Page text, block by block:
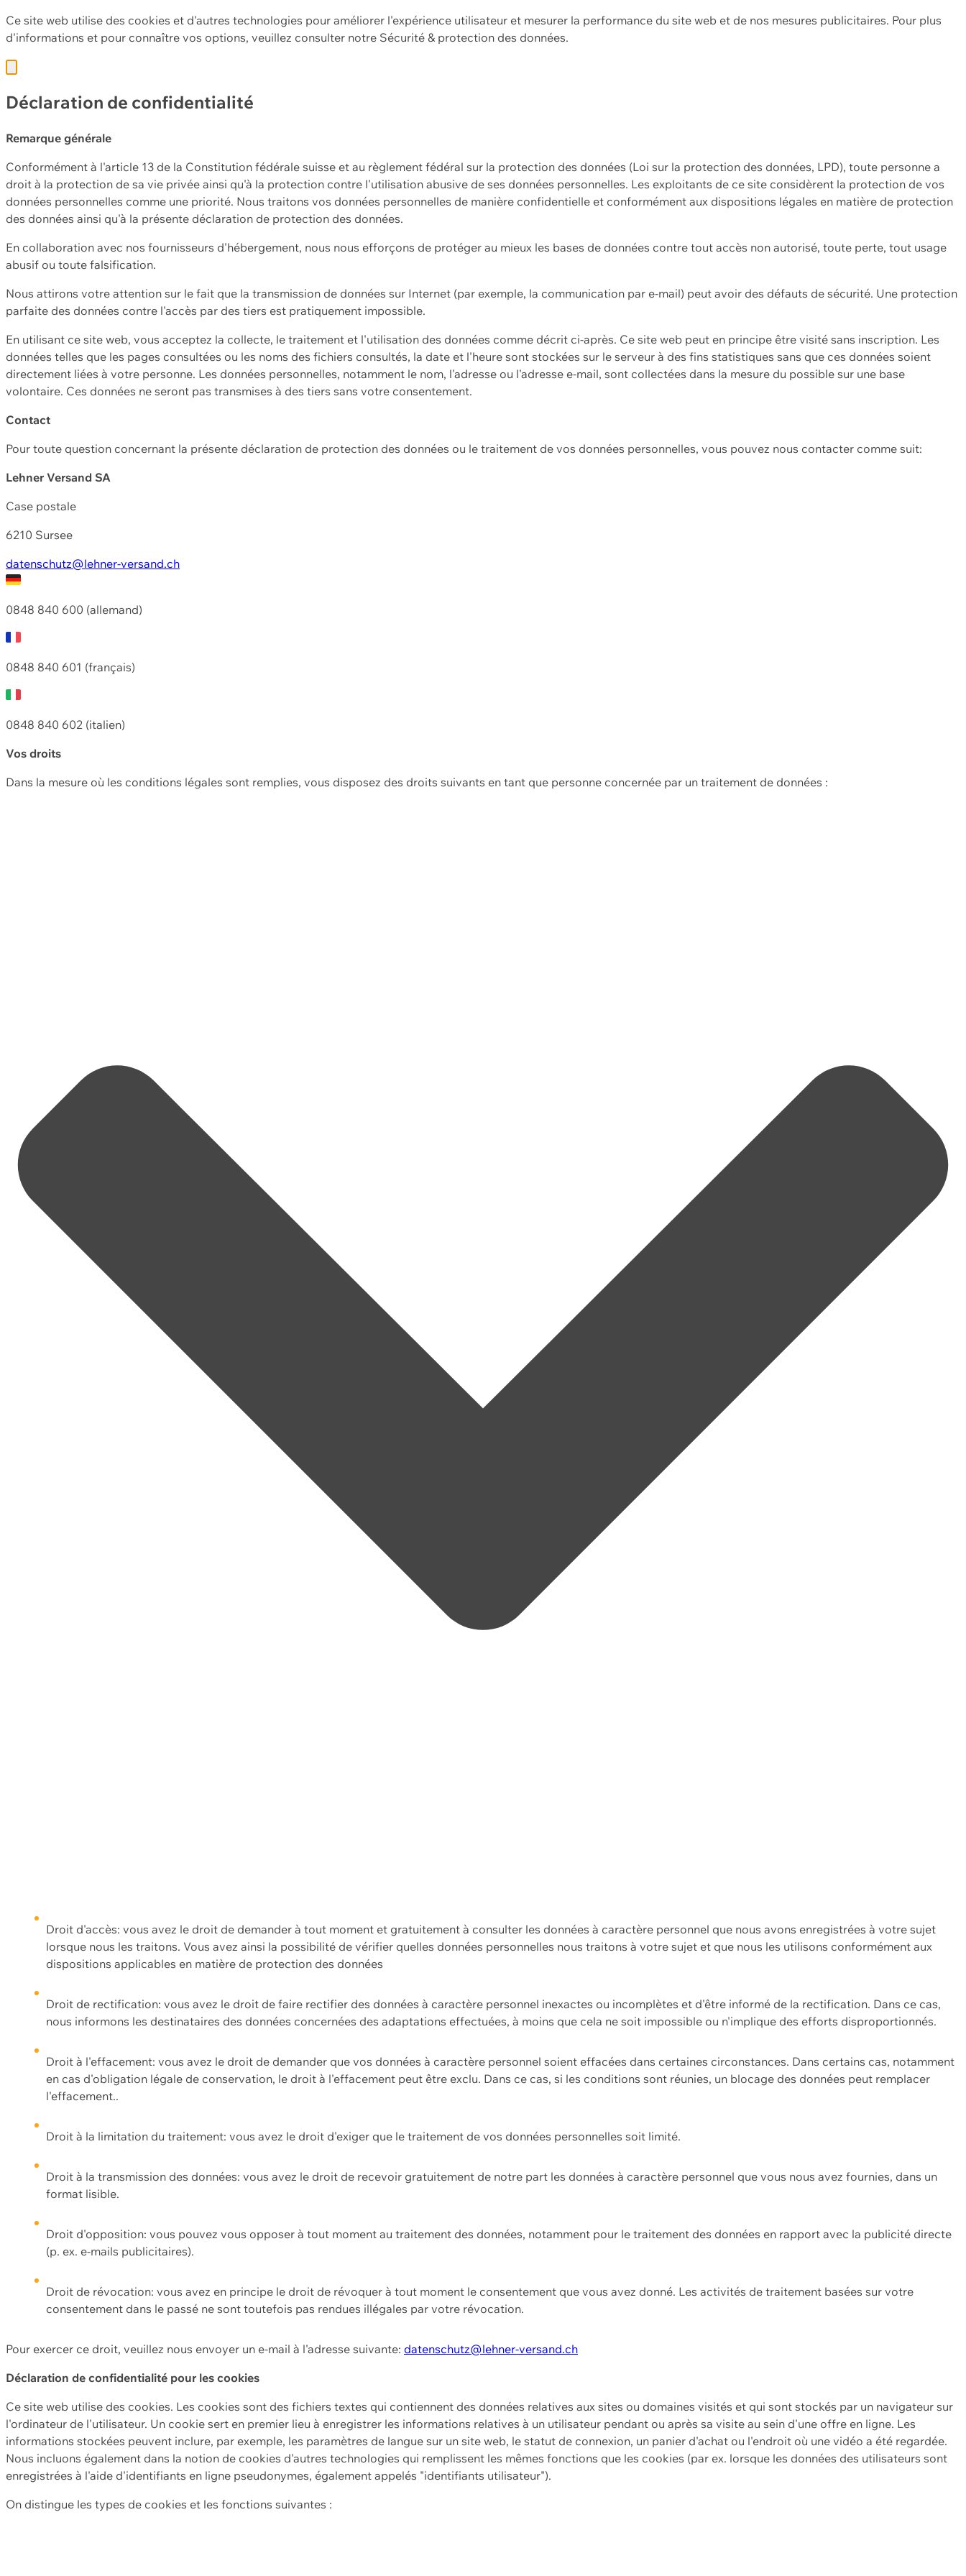
Ce site web utilise des cookies et d'autres technologies pour améliorer l'expérience utilisateur et mesurer la performance du site web et de nos mesures publicitaires. Pour plus
d'informations et pour connaître vos options, veuillez consulter notre Sécurité & protection des données.
Déclaration de confidentialité
Remarque générale
Conformément à l'article 13 de la Constitution fédérale suisse et au règlement fédéral sur la protection des données (Loi sur la protection des données, LPD), toute personne a
droit à la protection de sa vie privée ainsi qu'à la protection contre l'utilisation abusive de ses données personnelles. Les exploitants de ce site considèrent la protection de vos
données personnelles comme une priorité. Nous traitons vos données personnelles de manière confidentielle et conformément aux dispositions légales en matière de protection
des données ainsi qu'à la présente déclaration de protection des données.
En collaboration avec nos fournisseurs d'hébergement, nous nous efforçons de protéger au mieux les bases de données contre tout accès non autorisé, toute perte, tout usage
abusif ou toute falsification.
Nous attirons votre attention sur le fait que la transmission de données sur Internet (par exemple, la communication par e-mail) peut avoir des défauts de sécurité. Une protection
parfaite des données contre l'accès par des tiers est pratiquement impossible.
En utilisant ce site web, vous acceptez la collecte, le traitement et l'utilisation des données comme décrit ci-après. Ce site web peut en principe être visité sans inscription. Les
données telles que les pages consultées ou les noms des fichiers consultés, la date et l'heure sont stockées sur le serveur à des fins statistiques sans que ces données soient
directement liées à votre personne. Les données personnelles, notamment le nom, l'adresse ou l'adresse e-mail, sont collectées dans la mesure du possible sur une base
volontaire. Ces données ne seront pas transmises à des tiers sans votre consentement.
Contact
Pour toute question concernant la présente déclaration de protection des données ou le traitement de vos données personnelles, vous pouvez nous contacter comme suit:
Lehner Versand SA
Case postale
6210 Sursee
datenschutz@lehner-versand.ch
0848 840 600 (allemand)
0848 840 601 (français)
0848 840 602 (italien)
Vos droits
Dans la mesure où les conditions légales sont remplies, vous disposez des droits suivants en tant que personne concernée par un traitement de données :
Droit d'accès: vous avez le droit de demander à tout moment et gratuitement à consulter les données à caractère personnel que nous avons enregistrées à votre sujet
lorsque nous les traitons. Vous avez ainsi la possibilité de vérifier quelles données personnelles nous traitons à votre sujet et que nous les utilisons conformément aux
dispositions applicables en matière de protection des données
Droit de rectification: vous avez le droit de faire rectifier des données à caractère personnel inexactes ou incomplètes et d'être informé de la rectification. Dans ce cas,
nous informons les destinataires des données concernées des adaptations effectuées, à moins que cela ne soit impossible ou n'implique des efforts disproportionnés.
Droit à l'effacement: vous avez le droit de demander que vos données à caractère personnel soient effacées dans certaines circonstances. Dans certains cas, notamment
en cas d'obligation légale de conservation, le droit à l'effacement peut être exclu. Dans ce cas, si les conditions sont réunies, un blocage des données peut remplacer
l'effacement..
Droit à la limitation du traitement: vous avez le droit d'exiger que le traitement de vos données personnelles soit limité.
Droit à la transmission des données: vous avez le droit de recevoir gratuitement de notre part les données à caractère personnel que vous nous avez fournies, dans un
format lisible.
Droit d'opposition: vous pouvez vous opposer à tout moment au traitement des données, notamment pour le traitement des données en rapport avec la publicité directe
(p. ex. e-mails publicitaires).
Droit de révocation: vous avez en principe le droit de révoquer à tout moment le consentement que vous avez donné. Les activités de traitement basées sur votre
consentement dans le passé ne sont toutefois pas rendues illégales par votre révocation.
Pour exercer ce droit, veuillez nous envoyer un e-mail à l'adresse suivante: datenschutz@lehner-versand.ch
Déclaration de confidentialité pour les cookies
Ce site web utilise des cookies. Les cookies sont des fichiers textes qui contiennent des données relatives aux sites ou domaines visités et qui sont stockés par un navigateur sur
l'ordinateur de l'utilisateur. Un cookie sert en premier lieu à enregistrer les informations relatives à un utilisateur pendant ou après sa visite au sein d'une offre en ligne. Les
informations stockées peuvent inclure, par exemple, les paramètres de langue sur un site web, le statut de connexion, un panier d'achat ou l'endroit où une vidéo a été regardée.
Nous incluons également dans la notion de cookies d'autres technologies qui remplissent les mêmes fonctions que les cookies (par ex. lorsque les données des utilisateurs sont
enregistrées à l'aide d'identifiants en ligne pseudonymes, également appelés "identifiants utilisateur").
On distingue les types de cookies et les fonctions suivantes :